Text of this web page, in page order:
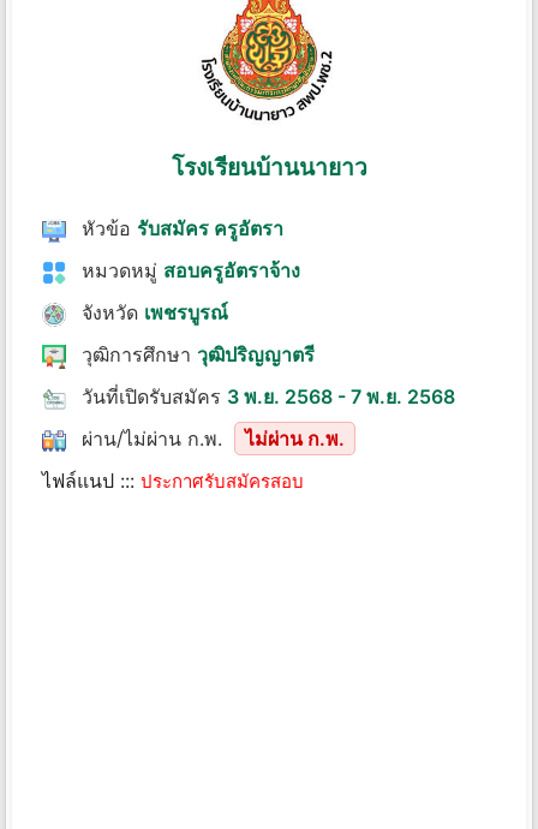
โรงเรียนบ้านนายาว
หัวข้อ รับสมัคร ครูอัตรา
หมวดหมู่ สอบครูอัตราจ้าง
จังหวัด เพชรบูรณ์
วุฒิการศึกษา วุฒิปริญญาตรี
วันที่เปิดรับสมัคร 3 พ.ย. 2568 - 7 พ.ย. 2568
ผ่าน/ไม่ผ่าน ก.พ.
ไม่ผ่าน ก.พ.
ไฟล์แนป ::: ประกาศรับสมัครสอบ